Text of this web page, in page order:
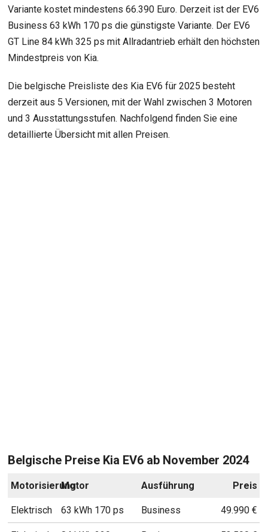
Variante kostet mindestens 66.390 Euro. Derzeit ist der EV6
Business 63 kWh 170 ps die günstigste Variante. Der EV6
GT Line 84 kWh 325 ps mit Allradantrieb erhält den höchsten
Mindestpreis von Kia.
Die belgische Preisliste des Kia EV6 für 2025 besteht
derzeit aus 5 Versionen, mit der Wahl zwischen 3 Motoren
und 3 Ausstattungsstufen. Nachfolgend finden Sie eine
detaillierte Übersicht mit allen Preisen.
Belgische Preise Kia EV6 ab November 2024
MotorisierungMotor Ausführung Preis
Elektrisch 63 kWh 170 ps Business 49.990 €